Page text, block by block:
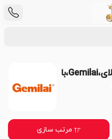
فروش محصولات برند جیمیلای،Gemilai،با
مرتب سازی